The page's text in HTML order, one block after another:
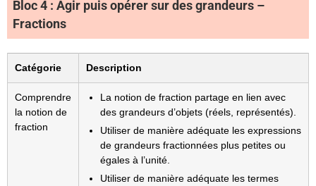
Bloc 4 : Agir puis opérer sur des grandeurs –
Fractions
Catégorie Description
Comprendre
la notion de
fraction
La notion de fraction partage en lien avec
des grandeurs d’objets (réels, représentés).
Utiliser de manière adéquate les expressions
de grandeurs fractionnées plus petites ou
égales à l’unité.
Utiliser de manière adéquate les termes